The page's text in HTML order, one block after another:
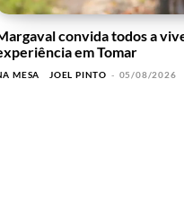
convida todos a
em Tomar
MESA JOEL PINTO - 05/08/2026